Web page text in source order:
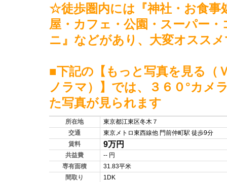
☆徒歩圏内には『神社・お食事
屋・カフェ・公園・スーパー・
ニ』などがあり、大変オスス
■下記の【もっと写真を見る（
ノラマ）】では、３６０°カメ
た写真が見られます
所在地
東京都江東区冬木７
交通
東京メトロ東西線他 門前仲町駅 徒歩9分
賃料
9万円
共益費
-- 円
専有面積
31.83平米
間取り
1DK